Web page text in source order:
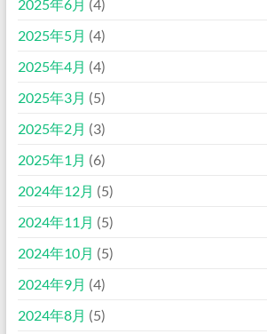
2025年6月 (4)
2025年5月 (4)
2025年4月 (4)
2025年3月 (5)
2025年2月 (3)
2025年1月 (6)
2024年12月 (5)
2024年11月 (5)
2024年10月 (5)
2024年9月 (4)
2024年8月 (5)